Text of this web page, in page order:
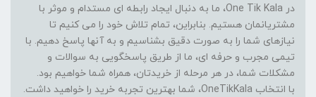
در One Tik Kala، ما به دنبال ایجاد رابطه ای مستدام و موثر با
مشتریانمان هستیم. بنابراین، تمام تلاش خود را می کنیم تا
نیازهای شما را به صورت دقیق بشناسیم و به آنها پاسخ دهیم. با
تیمی مجرب و حرفه ای، ما از طریق پاسخگویی به سوالات و
مشکلات شما، در هر مرحله از خریدتان، همراه شما خواهیم بود.
با انتخاب OneTikKala، شما بهترین تجربه خرید را خواهید داشت.